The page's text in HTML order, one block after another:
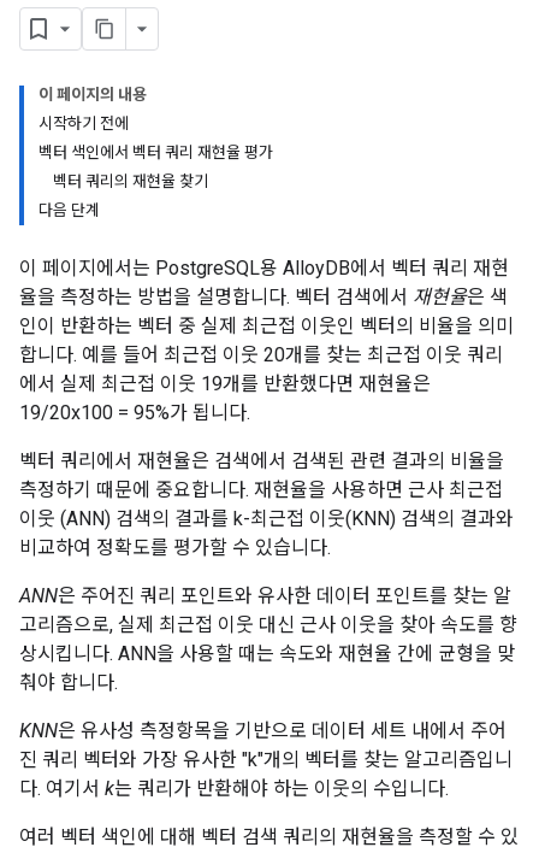
이 페이지의 내용
시작하기 전에
벡터 색인에서 벡터 쿼리 재현율 평가
벡터 쿼리의 재현율 찾기
다음 단계
이 페이지에서는 PostgreSQL용 AlloyDB에서 벡터 쿼리 재현
율을 측정하는 방법을 설명합니다. 벡터 검색에서 재현율은 색
인이 반환하는 벡터 중 실제 최근접 이웃인 벡터의 비율을 의미
합니다. 예를 들어 최근접 이웃 20개를 찾는 최근접 이웃 쿼리
에서 실제 최근접 이웃 19개를 반환했다면 재현율은
19/20x100 = 95%가 됩니다.
벡터 쿼리에서 재현율은 검색에서 검색된 관련 결과의 비율을
측정하기 때문에 중요합니다. 재현율을 사용하면 근사 최근접
이웃 (ANN) 검색의 결과를 k-최근접 이웃(KNN) 검색의 결과와
비교하여 정확도를 평가할 수 있습니다.
ANN은 주어진 쿼리 포인트와 유사한 데이터 포인트를 찾는 알
고리즘으로, 실제 최근접 이웃 대신 근사 이웃을 찾아 속도를 향
상시킵니다. ANN을 사용할 때는 속도와 재현율 간에 균형을 맞
춰야 합니다.
KNN은 유사성 측정항목을 기반으로 데이터 세트 내에서 주어
진 쿼리 벡터와 가장 유사한 "k"개의 벡터를 찾는 알고리즘입니
다. 여기서 k는 쿼리가 반환해야 하는 이웃의 수입니다.
여러 벡터 색인에 대해 벡터 검색 쿼리의 재현율을 측정할 수 있